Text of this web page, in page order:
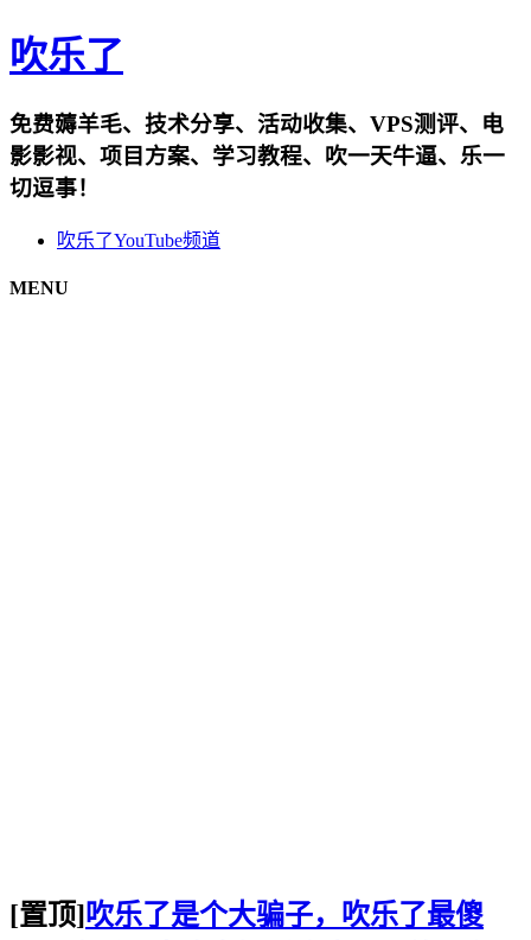
吹乐了
免费薅羊毛、技术分享、活动收集、VPS测评、电
影影视、项目方案、学习教程、吹一天牛逼、乐一
切逗事！
吹乐了YouTube频道
MENU
[置顶]吹乐了是个大骗子，吹乐了最傻